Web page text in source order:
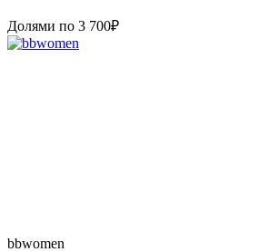
Долями по 3 700₽
bbwomen